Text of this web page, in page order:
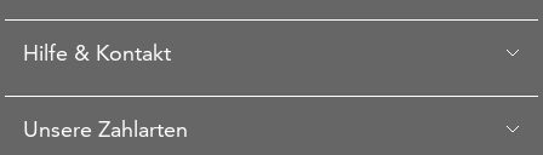
Hilfe & Kontakt
Unsere Zahlarten